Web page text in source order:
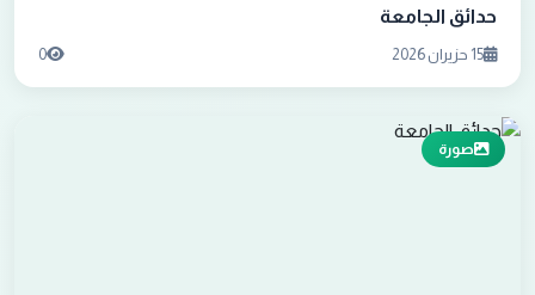
حدائق الجامعة
15 حزيران 2026 0
صورة